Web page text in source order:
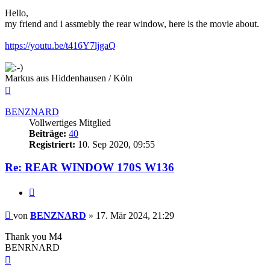
Hello,
my friend and i assmebly the rear window, here is the movie about.
https://youtu.be/t416Y7ljgaQ
Markus aus Hiddenhausen / Köln
BENZNARD
Vollwertiges Mitglied
Beiträge: 40
Registriert: 10. Sep 2020, 09:55
Re: REAR WINDOW 170S W136
Beitrag
von BENZNARD » 17. Mär 2024, 21:29
Thank you M4
BENRNARD